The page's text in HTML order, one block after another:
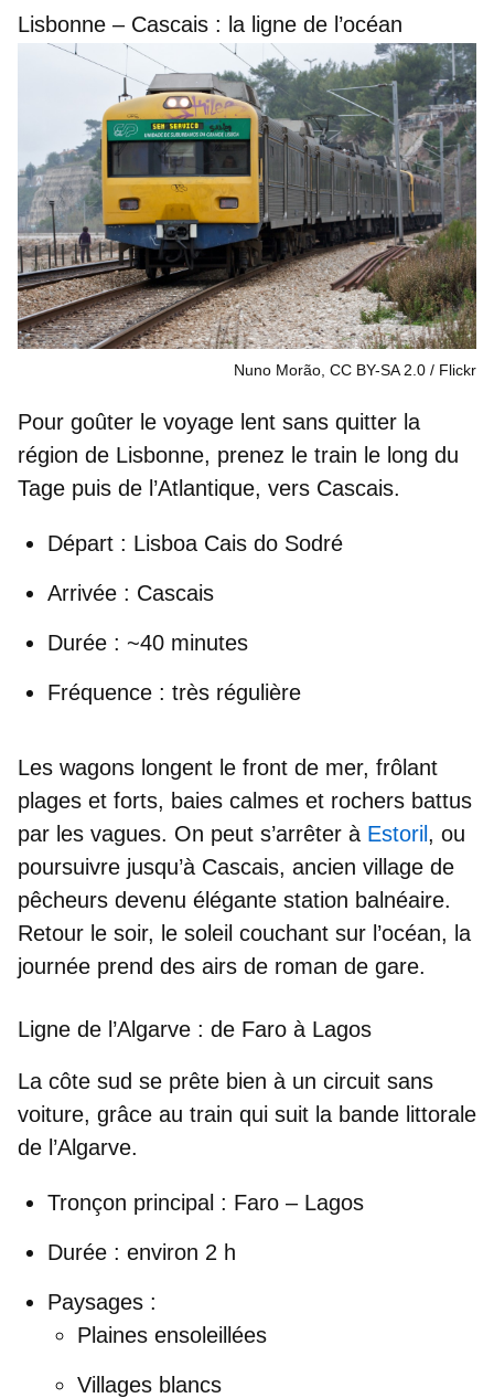
Lisbonne – Cascais : la ligne de l’océan
Nuno Morão, CC BY-SA 2.0 Flickr
Pour goûter le voyage lent sans quitter la
région de Lisbonne, prenez le train le long du
Tage puis de l’Atlantique, vers Cascais.
Départ : Lisboa Cais do Sodré
Arrivée : Cascais
Durée : ~40 minutes
Fréquence : très régulière
Les wagons longent le front de mer, frôlant
plages et forts, baies calmes et rochers battus
par les vagues. On peut s’arrêter à Estoril , ou
poursuivre jusqu’à Cascais, ancien village de
pêcheurs devenu élégante station balnéaire.
Retour le soir, le soleil couchant sur l’océan, la
journée prend des airs de roman de gare.
Ligne de l’Algarve : de Faro à Lagos
La côte sud se prête bien à un circuit sans
voiture, grâce au train qui suit la bande littorale
de l’Algarve.
Tronçon principal : Faro – Lagos
Durée : environ 2 h
Paysages :
Plaines ensoleillées
Villages blancs